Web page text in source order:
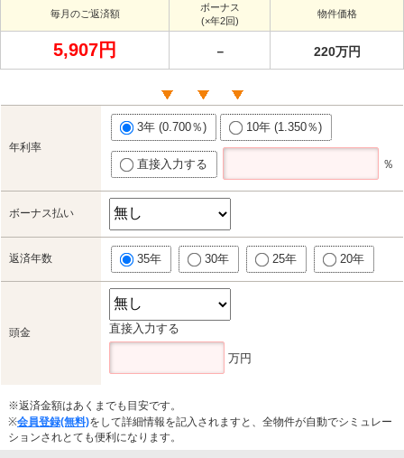
毎月のご返済額
ボーナス
(×年2回)
物件価格
5,907円 － 220万円
年利率
3年 (0.700％) 10年 (1.350％)
直接入力する ％
ボーナス払い
返済年数 35年 30年 25年 20年
頭金 直接入力する
万円
※返済金額はあくまでも目安です。
※会員登録(無料)をして詳細情報を記入されますと、全物件が自動でシミュレー
ションされとても便利になります。